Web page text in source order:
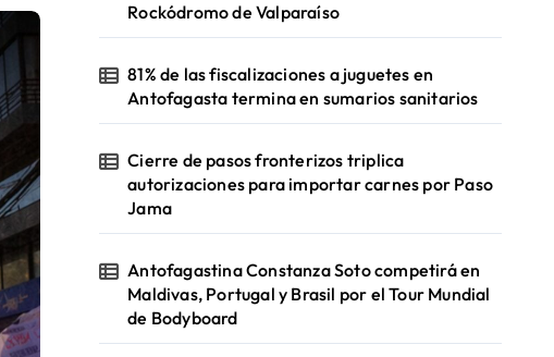
Rockódromo de Valparaíso
81% de las fiscalizaciones a juguetes en
Antofagasta termina en sumarios sanitarios
Cierre de pasos fronterizos triplica
autorizaciones para importar carnes por Paso
Jama
Antofagastina Constanza Soto competirá en
Maldivas, Portugal y Brasil por el Tour Mundial
de Bodyboard